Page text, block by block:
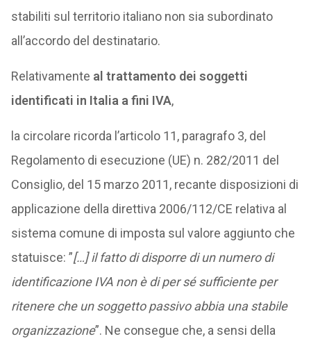
stabiliti sul territorio italiano non sia subordinato
all’accordo del destinatario.
Relativamente al trattamento dei soggetti
identificati in Italia a fini IVA,
la circolare ricorda l’articolo 11, paragrafo 3, del
Regolamento di esecuzione (UE) n. 282/2011 del
Consiglio, del 15 marzo 2011, recante disposizioni di
applicazione della direttiva 2006/112/CE relativa al
sistema comune di imposta sul valore aggiunto che
statuisce: ”[…] il fatto di disporre di un numero di
identificazione IVA non è di per sé sufficiente per
ritenere che un soggetto passivo abbia una stabile
organizzazione”. Ne consegue che, a sensi della